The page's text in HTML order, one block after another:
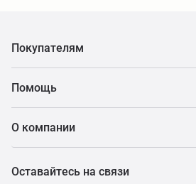
Покупателям
Помощь
О компании
Оставайтесь на связи